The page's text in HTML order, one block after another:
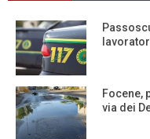
Focene,
via dei